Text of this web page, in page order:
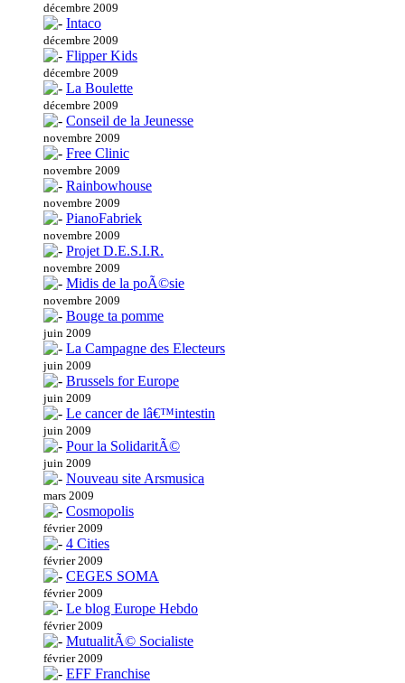
décembre 2009
Intaco
décembre 2009
Flipper Kids
décembre 2009
La Boulette
décembre 2009
Conseil de la Jeunesse
novembre 2009
Free Clinic
novembre 2009
Rainbowhouse
novembre 2009
PianoFabriek
novembre 2009
Projet D.E.S.I.R.
novembre 2009
Midis de la poÃ©sie
novembre 2009
Bouge ta pomme
juin 2009
La Campagne des Electeurs
juin 2009
Brussels for Europe
juin 2009
Le cancer de lâ€™intestin
juin 2009
Pour la SolidaritÃ©
juin 2009
Nouveau site Arsmusica
mars 2009
Cosmopolis
février 2009
4 Cities
février 2009
CEGES SOMA
février 2009
Le blog Europe Hebdo
février 2009
MutualitÃ© Socialiste
février 2009
EFF Franchise